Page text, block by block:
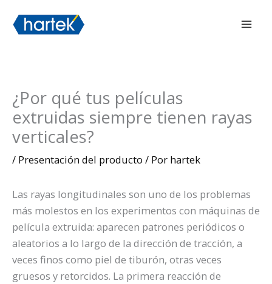
¿Por qué tus películas
extruidas siempre tienen rayas
verticales?
/ Presentación del producto / Por hartek
Las rayas longitudinales son uno de los problemas
más molestos en los experimentos con máquinas de
película extruida: aparecen patrones periódicos o
aleatorios a lo largo de la dirección de tracción, a
veces finos como piel de tiburón, otras veces
gruesos y retorcidos. La primera reacción de